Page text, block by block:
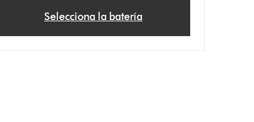
Selecciona la batería